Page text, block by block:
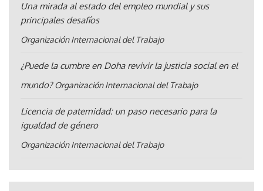
Una mirada al estado del empleo mundial y sus
principales desafíos
Organización Internacional del Trabajo
¿Puede la cumbre en Doha revivir la justicia social en el
mundo? Organización Internacional del Trabajo
Licencia de paternidad: un paso necesario para la
igualdad de género
Organización Internacional del Trabajo